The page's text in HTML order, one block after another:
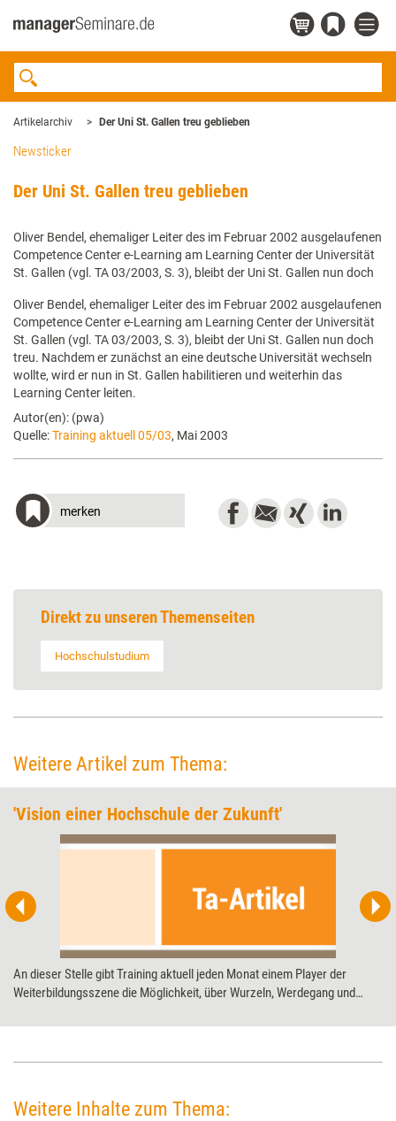
Artikelarchiv Der Uni St. Gallen treu geblieben
Newsticker
Der Uni St. Gallen treu geblieben
Oliver Bendel, ehemaliger Leiter des im Februar 2002 ausgelaufenen
Competence Center e-Learning am Learning Center der Universität
St. Gallen (vgl. TA 03/2003, S. 3), bleibt der Uni St. Gallen nun doch
Oliver Bendel, ehemaliger Leiter des im Februar 2002 ausgelaufenen
Competence Center e-Learning am Learning Center der Universität
St. Gallen (vgl. TA 03/2003, S. 3), bleibt der Uni St. Gallen nun doch
treu. Nachdem er zunächst an eine deutsche Universität wechseln
wollte, wird er nun in St. Gallen habilitieren und weiterhin das
Learning Center leiten.
Autor(en): (pwa)
Quelle:Training aktuell 05/03, Mai 2003
merken
Direkt zu unseren Themenseiten
Hochschulstudium
Weitere Artikel zum Thema:
'Vision einer Hochschule der Zukunft'
An dieser Stelle gibt Training aktuell jeden Monat einem Player der
Weiterbildungsszene die Möglichkeit, über Wurzeln, Werdegang und
diesmal das Distance and Independent Studies Center (DISC) an der TU
Weitere Inhalte zum Thema: